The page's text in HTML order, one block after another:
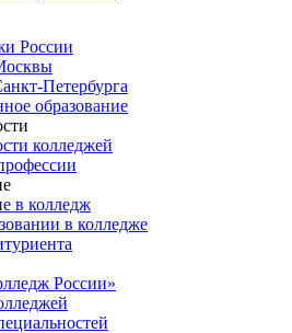
России
Петербурга
образование
колледжей
в колледж
в колледже
России»